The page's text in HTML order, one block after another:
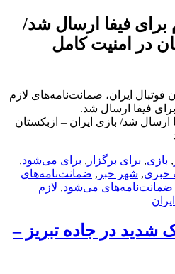
برای فیفا ارسال شد/
در امنیت کامل
ایران، ضمانت‌نامه‌های لازم
فیفا ارسال شد.
ارسال شد/ بازی ایران – ازبکستان
, بازی, برای برگزار , برای می‌شود,
خبری, شهر خبر , ضمانت‌نامه‌های
ضمانت‌نامه‌های می‌شود, لازم
شدید در جاده تبریز –